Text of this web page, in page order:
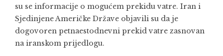
su se informacije o mogućem prekidu vatre. Iran i
Sjedinjene Američke Države objavili su da je
dogovoren petnaestodnevni prekid vatre zasnovan
na iranskom prijedlogu.